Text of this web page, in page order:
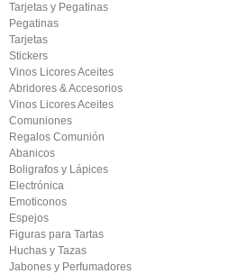
Tarjetas y Pegatinas
Pegatinas
Tarjetas
Stickers
Vinos Licores Aceites
Abridores & Accesorios
Vinos Licores Aceites
Comuniones
Regalos Comunión
Abanicos
Boligrafos y Lápices
Electrónica
Emoticonos
Espejos
Figuras para Tartas
Huchas y Tazas
Jabones y Perfumadores